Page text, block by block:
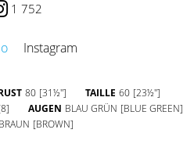
1 752
Instagram
80 [31½''] TAILLE 60 [23½'']
AUGEN BLAU GRÜN [BLUE GREEN]
BRAUN [BROWN]